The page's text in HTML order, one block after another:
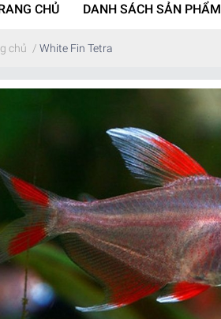
CHỦ DANH SÁCH SẢN PHẨM
chủ / White Fin Tetra